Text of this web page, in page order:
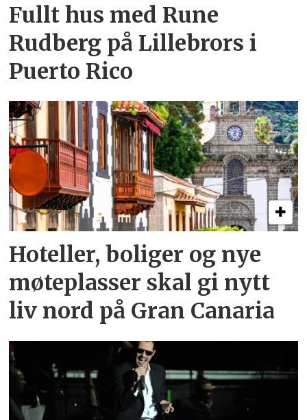
Fullt hus med Rune
Rudberg på Lillebrors i
Puerto Rico
Hoteller, boliger og nye
møteplasser skal gi nytt
liv nord på Gran Canaria